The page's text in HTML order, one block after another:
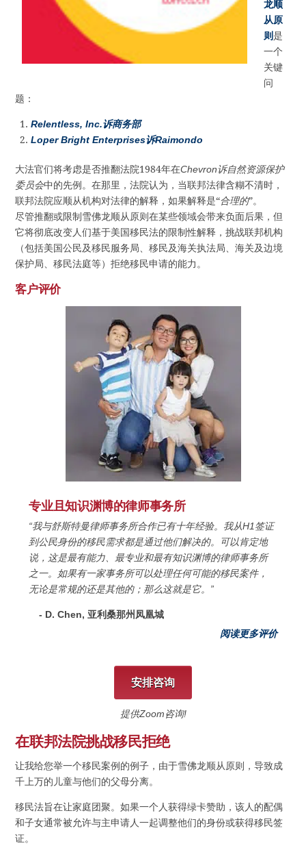
龙顺
从原
则是
一个
关键
问
题：
Relentless, Inc.诉商务部
Loper Bright Enterprises诉Raimondo
大法官们将考虑是否推翻法院1984年在Chevron诉自然资源保护
委员会中的先例。在那里，法院认为，当联邦法律含糊不清时，
联邦法院应顺从机构对法律的解释，如果解释是“合理的”。
尽管推翻或限制雪佛龙顺从原则在某些领域会带来负面后果，但
它将彻底改变人们基于美国移民法的限制性解释，挑战联邦机构
（包括美国公民及移民服务局、移民及海关执法局、海关及边境
保护局、移民法庭等）拒绝移民申请的能力。
客户评价
专业且知识渊博的律师事务所
“我与舒斯特曼律师事务所合作已有十年经验。我从H1签证
到公民身份的移民需求都是通过他们解决的。可以肯定地
说，这是最有能力、最专业和最有知识渊博的律师事务所
之一。如果有一家事务所可以处理任何可能的移民案件，
无论是常规的还是其他的；那么这就是它。”
- D. Chen, 亚利桑那州凤凰城
阅读更多评价
安排咨询
提供Zoom咨询!
在联邦法院挑战移民拒绝
让我给您举一个移民案例的例子，由于雪佛龙顺从原则，导致成
千上万的儿童与他们的父母分离。
移民法旨在让家庭团聚。如果一个人获得绿卡赞助，该人的配偶
和子女通常被允许与主申请人一起调整他们的身份或获得移民签
证。